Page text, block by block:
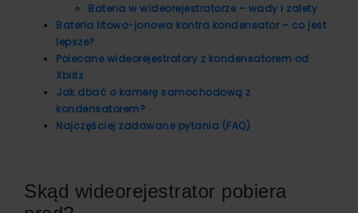
Bateria w wideorejestratorze – wady i zalety
Bateria litowo-jonowa kontra kondensator – co jest
lepsze?
Polecane wideorejestratory z kondensatorem od
Xblitz
Jak dbać o kamerę samochodową z
kondensatorem?
Najczęściej zadawane pytania (FAQ)
Skąd wideorejestrator pobiera